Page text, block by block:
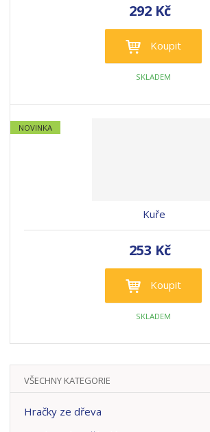
292 Kč
Koupit
SKLADEM
Kuře
NOVINKA
253 Kč
Koupit
SKLADEM
VŠECHNY KATEGORIE
Hračky ze dřeva